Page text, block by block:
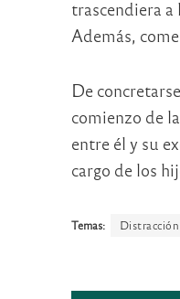
trascendiera a
Además,
De
comienzo de
entre él y su
cargo de los
Temas: Distracción